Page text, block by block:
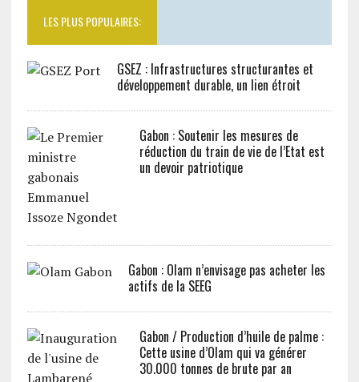
LES PLUS POPULAIRES:
GSEZ : Infrastructures structurantes et
développement durable, un lien étroit
Gabon : Soutenir les mesures de
réduction du train de vie de l’Etat est
un devoir patriotique
Gabon : Olam n’envisage pas acheter les
actifs de la SEEG
Gabon / Production d’huile de palme :
Cette usine d’Olam qui va générer
30.000 tonnes de brute par an